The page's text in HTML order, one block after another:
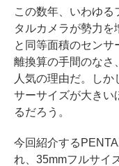
この数年、いわゆる
タルカメラが勢力を
と同等面積のセンサ
離換算の手間のなさ
人気の理由だ。し
サーサイズが大きい
るだろう。
今回紹介する
れ、35mmフルサイ